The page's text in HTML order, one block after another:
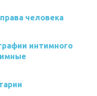
человека
интимного